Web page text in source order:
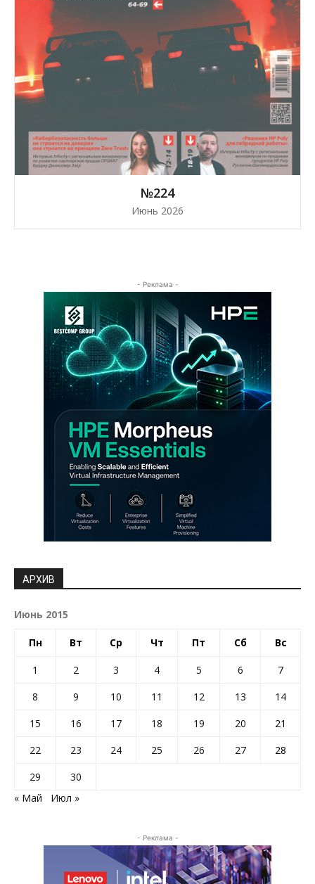
№224
Июнь 2026
- Реклама -
АРХИВ
Июнь 2015
Пн Вт Ср Чт Пт Сб Вс
1 2 3 4 5 6
7
8
9 10 11 12 13
14
15
16 17 18 19 20
21
22
23 24 25 26 27
28
29
30
« Май
Июл »
- Реклама -